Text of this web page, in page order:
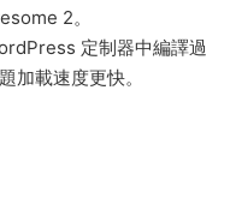
2。
定制器中編譯過
加載速度更快。